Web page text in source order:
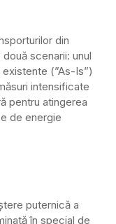
din
scenarii: unul
(”As-Is”)
intensificate
pentru atingerea
de energie
puternică a
în special de